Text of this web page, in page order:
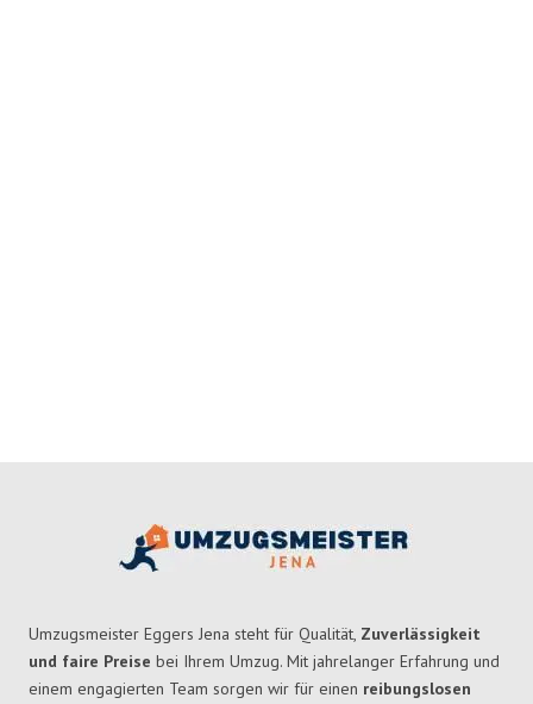
Umzugsmeister Eggers Jena steht für Qualität, Zuverlässigkeit
und faire Preise bei Ihrem Umzug. Mit jahrelanger Erfahrung und
einem engagierten Team sorgen wir für einen reibungslosen